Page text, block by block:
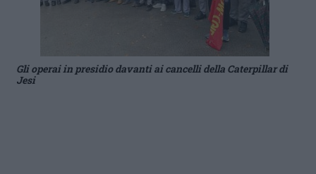
Gli operai in presidio davanti ai cancelli della Caterpillar di
Jesi